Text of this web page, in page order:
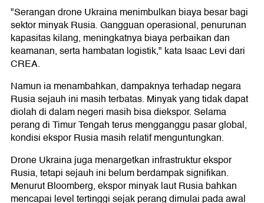
"Serangan drone Ukraina menimbulkan biaya besar bagi
sektor minyak Rusia. Gangguan operasional, penurunan
kapasitas kilang, meningkatnya biaya perbaikan dan
keamanan, serta hambatan logistik," kata Isaac Levi dari
CREA.
Namun ia menambahkan, dampaknya terhadap negara
Rusia sejauh ini masih terbatas. Minyak yang tidak dapat
diolah di dalam negeri masih bisa diekspor. Selama
perang di Timur Tengah terus mengganggu pasar global,
kondisi ekspor Rusia masih relatif menguntungkan.
Drone Ukraina juga menargetkan infrastruktur ekspor
Rusia, tetapi sejauh ini belum berdampak signifikan.
Menurut Bloomberg, ekspor minyak laut Rusia bahkan
mencapai level tertinggi sejak perang dimulai pada awal